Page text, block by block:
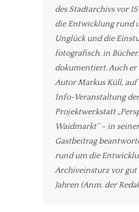
des Stadtarchivs vor
die Entwicklung rund
Unglück und die
fotografisch, in
dokumentiert. Auch er
Autor Markus Küll,
Info-Veranstaltung
Projektwerkstatt
Waidmarkt“ – in
Gastbeitrag
rund um die
Archiveinsturz vor
Jahren (Anm. der